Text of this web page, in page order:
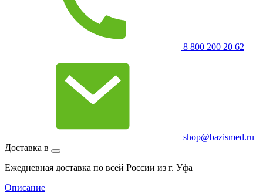
8 800 200 20 62
shop@bazismed.ru
Доставка в
Ежедневная доставка по всей России из г. Уфа
Описание